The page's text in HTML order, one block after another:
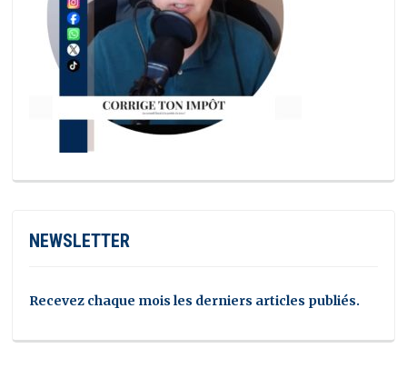
NEWSLETTER
Recevez chaque mois les derniers articles publiés.